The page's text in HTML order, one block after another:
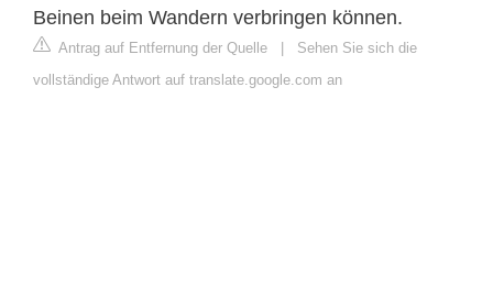
Beinen beim Wandern verbringen können.
Antrag auf Entfernung der Quelle | Sehen Sie sich die
vollständige Antwort auf translate.google.com an